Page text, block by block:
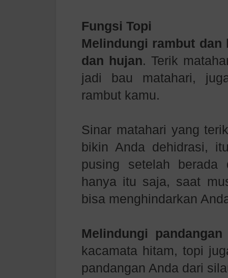
Fungsi Topi
Melindungi rambut
dan hujan. Terik
jadi bau matahari,
rambut kamu.
Sinar matahari yang
bikin Anda dehidrasi,
pusing setelah
hanya itu saja, saat
bisa menghindarkan
Melindungi
kacamata hitam, topi
pandangan Anda dari